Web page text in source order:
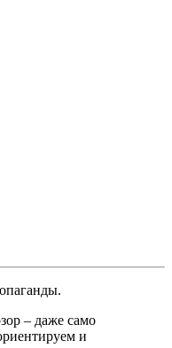
– даже само
и